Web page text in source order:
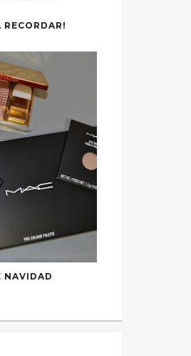
RECORDAR!
NAVIDAD